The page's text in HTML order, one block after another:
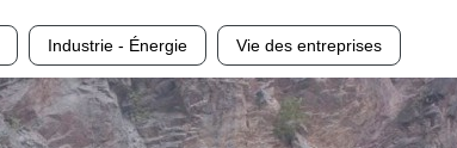
Industrie - Énergie Vie des entreprises